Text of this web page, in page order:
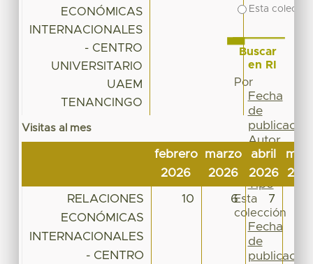
ECONÓMICAS
INTERNACIONALES
- CENTRO
UNIVERSITARIO
UAEM
TENANCINGO
Visitas al mes
febrero
2026
marzo
2026
abril
2026
RELACIONES
ECONÓMICAS
INTERNACIONALES
- CENTRO
10 6 7
Esta
Buscar
en RI
Por
Fecha
de
publicación
Autor
Título
Materia
Tipo
Esta
colección
Fecha
de
publicación